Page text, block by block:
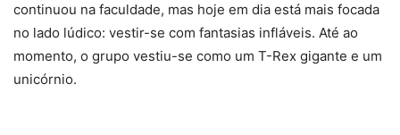
continuou na faculdade, mas hoje em dia está mais focada
no lado lúdico: vestir-se com fantasias infláveis. Até ao
momento, o grupo vestiu-se como um T-Rex gigante e um
unicórnio.